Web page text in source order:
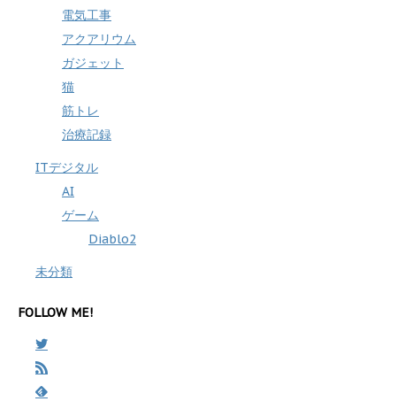
電気工事
アクアリウム
ガジェット
猫
筋トレ
治療記録
ITデジタル
AI
ゲーム
Diablo2
未分類
FOLLOW ME!